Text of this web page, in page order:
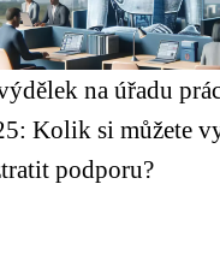
na úřadu
Kolik si můžete
podporu?